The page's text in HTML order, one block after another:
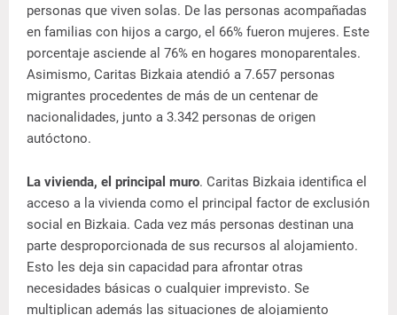
personas que viven solas. De las personas acompañadas
en familias con hijos a cargo, el 66% fueron mujeres. Este
porcentaje asciende al 76% en hogares monoparentales.
Asimismo, Caritas Bizkaia atendió a 7.657 personas
migrantes procedentes de más de un centenar de
nacionalidades, junto a 3.342 personas de origen
autóctono.
La vivienda, el principal muro. Caritas Bizkaia identifica el
acceso a la vivienda como el principal factor de exclusión
social en Bizkaia. Cada vez más personas destinan una
parte desproporcionada de sus recursos al alojamiento.
Esto les deja sin capacidad para afrontar otras
necesidades básicas o cualquier imprevisto. Se
multiplican además las situaciones de alojamiento